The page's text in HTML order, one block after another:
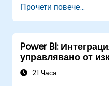
Да подобрят
визуализация на
персонализирани
визуализации с
Да придобият
на данни с Python.
Прочети повече...
Power BI:
управлявано от
21 Часа